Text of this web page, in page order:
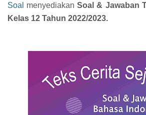
Soal
menyediakanSoal & Jawaban
Kelas 12 Tahun 2022/2023.